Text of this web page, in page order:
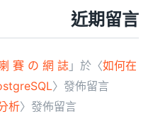
近期留言
賽 の 網 誌 」於〈如何在
〉發佈留言
析〉發佈留言